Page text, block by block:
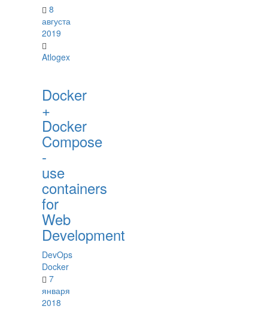
8
августа
2019
Atlogex
Docker
+
Docker
Compose
-
use
containers
for
Web
Development
DevOps
Docker
7
января
2018